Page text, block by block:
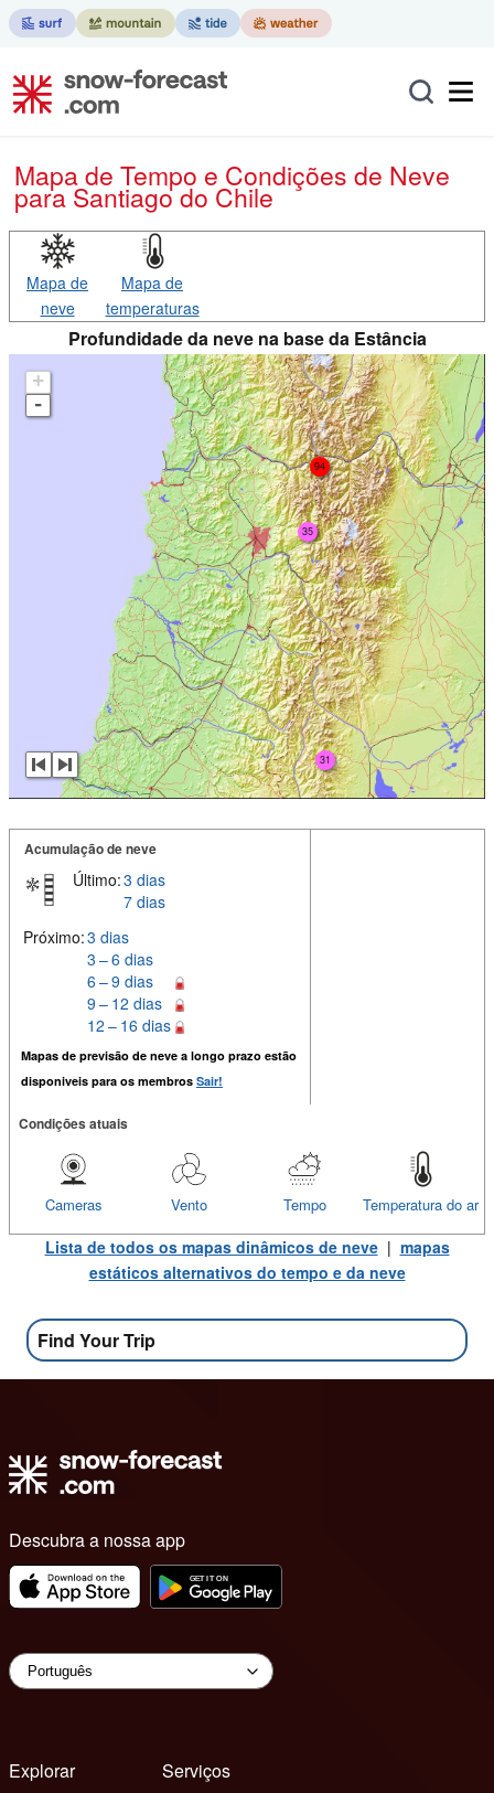
Mapa de Tempo e Condições de Neve
para Santiago do Chile
Mapa de
neve
Mapa de
temperaturas
Profundidade da neve na base da Estância
+
-
31
94
35
Acumulação de neve
Último:3 dias
7 dias
Próximo:3 dias
3 – 6 dias
6 – 9 dias
9 – 12 dias
12 – 16 dias
Mapas de previsão de neve a longo prazo estão
disponiveis para os membros Sair!
Condições atuais
Temperatura do ar
Tempo
Vento
Cameras
Lista de todos os mapas dinâmicos de neve| mapas
estáticos alternativos do tempo e da neve
Find Your Trip
Descubra a nossa app
Explorar
Serviços